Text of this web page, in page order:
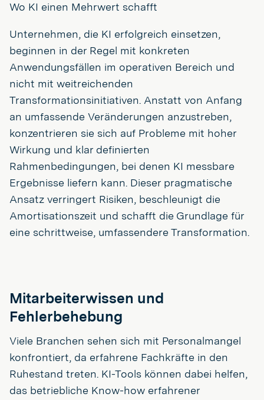
Wo KI einen Mehrwert schafft
Unternehmen, die KI erfolgreich einsetzen,
beginnen in der Regel mit konkreten
Anwendungsfällen im operativen Bereich und
nicht mit weitreichenden
Transformationsinitiativen. Anstatt von Anfang
an umfassende Veränderungen anzustreben,
konzentrieren sie sich auf Probleme mit hoher
Wirkung und klar definierten
Rahmenbedingungen, bei denen KI messbare
Ergebnisse liefern kann. Dieser pragmatische
Ansatz verringert Risiken, beschleunigt die
Amortisationszeit und schafft die Grundlage für
eine schrittweise, umfassendere Transformation.
Mitarbeiterwissen und
Fehlerbehebung
Viele Branchen sehen sich mit Personalmangel
konfrontiert, da erfahrene Fachkräfte in den
Ruhestand treten. KI-Tools können dabei helfen,
das betriebliche Know-how erfahrener